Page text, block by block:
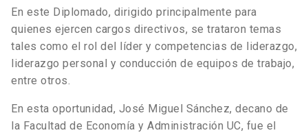
En este Diplomado, dirigido principalmente para
quienes ejercen cargos directivos, se trataron temas
tales como el rol del líder y competencias de liderazgo,
liderazgo personal y conducción de equipos de trabajo,
entre otros.
En esta oportunidad, José Miguel Sánchez, decano de
la Facultad de Economía y Administración UC, fue el